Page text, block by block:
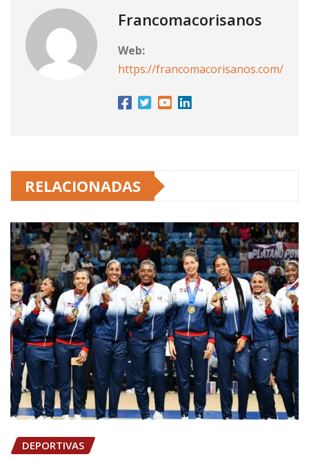
Francomacorisanos
Web:
https://francomacorisanos.com/
RELACIONADAS
DEPORTIVAS